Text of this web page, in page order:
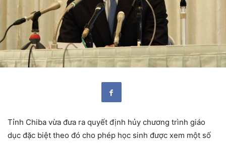
Tỉnh Chiba vừa đưa ra quyết định hủy chương trình giáo
dục đặc biệt theo đó cho phép học sinh được xem một số